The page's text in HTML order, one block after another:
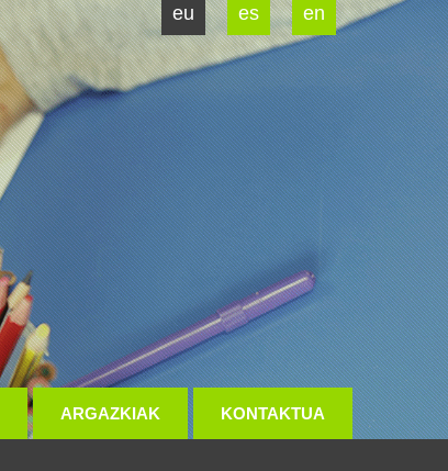
eu es en
ARGAZKIAK KONTAKTUA